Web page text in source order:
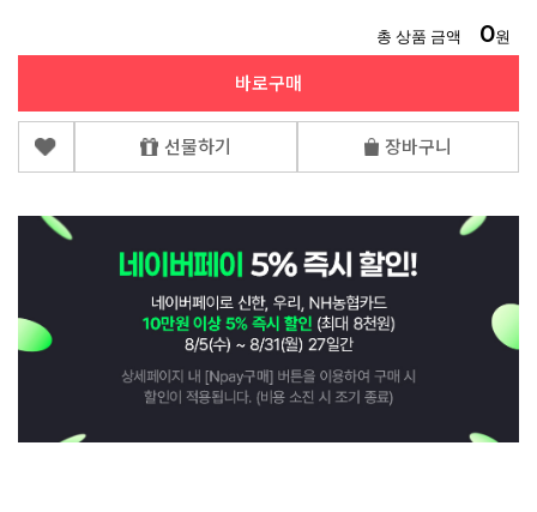
총 상품 금액 0원
바로구매
선물하기 장바구니